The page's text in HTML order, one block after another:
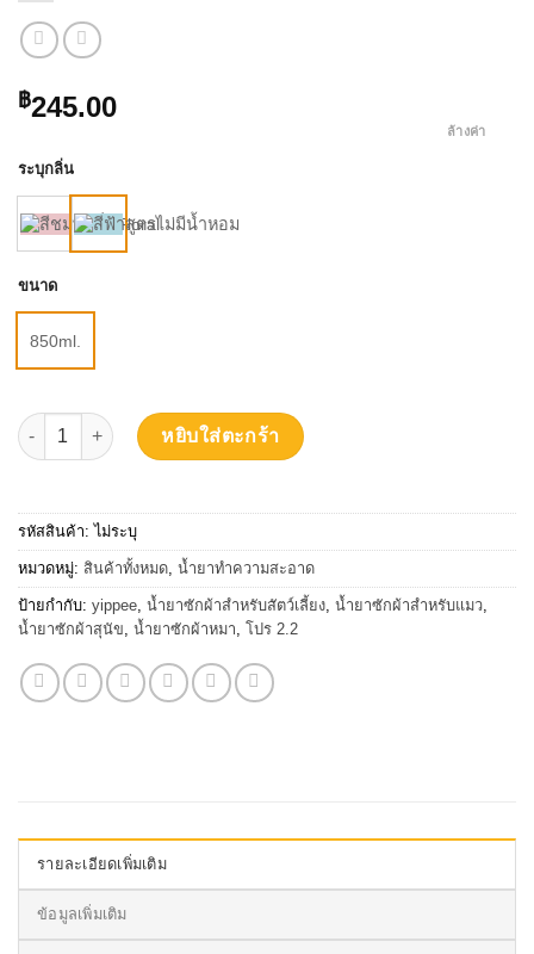
฿245.00
ระบุกลิ่น
ขนาด
850ml.
ล้างค่า
จำนวน Yippee Happy Pet Hygiene Products น้ำยาซักผ้าสำหรับสัต
หยิบใส่ตะกร้า
รหัสสินค้า:ไม่ระบุ
หมวดหมู่: สินค้าทั้งหมด, น้ำยาทำความสะอาด
ป้ายกำกับ: yippee, น้ำยาซักผ้าสำหรับสัตว์เลี้ยง, น้ำยาซักผ้าสำหรับแมว,
น้ำยาซักผ้าสุนัข, น้ำยาซักผ้าหมา, โปร 2.2
รายละเอียดเพิ่มเติม
ข้อมูลเพิ่มเติม